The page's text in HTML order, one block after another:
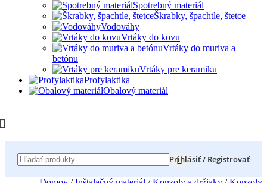
Spotrebný materiál
Škrabky, špachtle, štetce
Vodováhy
Vrtáky do kovu
Vrtáky do muriva a
betónu
Vrtáky pre keramiku
Profylaktika
Obalový materiál
Prihlásiť / Registrovať